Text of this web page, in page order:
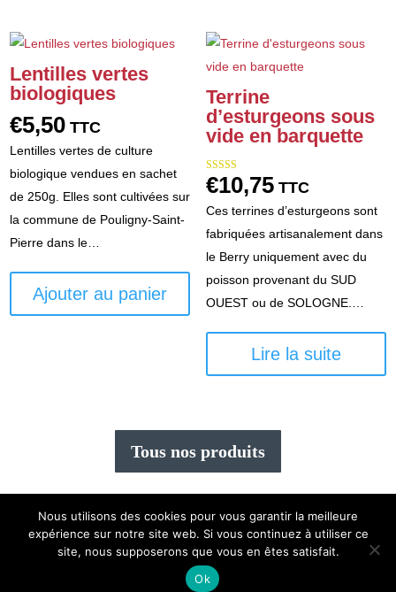
Les
options
peuvent
être
choisies
sur
page
produit
Lentilles vertes
biologiques
€5,50 TTC
Lentilles vertes de culture
biologique vendues en sachet
de 250g. Elles sont cultivées sur
la commune de Pouligny-Saint-
Pierre dans le…
Ajouter au panier
Terrine
d’esturgeons sous
vide en barquette
Note
5.00
€10,75 TTC
Ces terrines d’esturgeons sont
fabriquées artisanalement dans
le Berry uniquement avec du
poisson provenant du SUD
OUEST ou de SOLOGNE.…
Lire la suite
Tous nos produits
Création Mexiiico | mentions légales |cgv | Plan du
Mon compte
Nous utilisons des cookies pour vous garantir la meilleure
expérience sur notre site web. Si vous continuez à utiliser ce
site, nous supposerons que vous en êtes satisfait.
Ok